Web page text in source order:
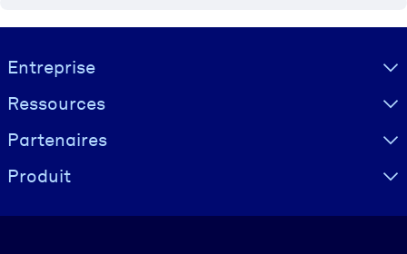
Visually hidden Text
Entreprise
Ressources
Partenaires
Produit